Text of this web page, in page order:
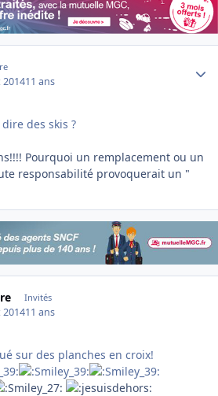
11 ans
des skis ?
Pourquoi un remplacement ou un
responsabilité provoquerait un "
Invités
11 ans
sur des planches en croix!